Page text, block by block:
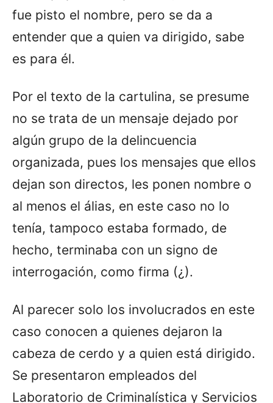
fue pisto el nombre, pero se da a
entender que a quien va dirigido, sabe
es para él.
Por el texto de la cartulina, se presume
no se trata de un mensaje dejado por
algún grupo de la delincuencia
organizada, pues los mensajes que ellos
dejan son directos, les ponen nombre o
al menos el álias, en este caso no lo
tenía, tampoco estaba formado, de
hecho, terminaba con un signo de
interrogación, como firma (¿).
Al parecer solo los involucrados en este
caso conocen a quienes dejaron la
cabeza de cerdo y a quien está dirigido.
Se presentaron empleados del
Laboratorio de Criminalística y Servicios